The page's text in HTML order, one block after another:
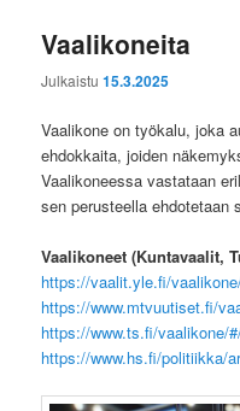
Vaalikoneita
Julkaistu15.3.2025
Vaalikone on työkalu, joka
ehdokkaita, joiden
Vaalikoneessa vastataan
sen perusteella ehdotetaan
Vaalikoneet (Kuntavaalit,
https://vaalit.yle.fi/
https://www.mtvuutiset.fi/
https://www.ts.fi/vaalikone/
https://www.hs.fi/politiikka/